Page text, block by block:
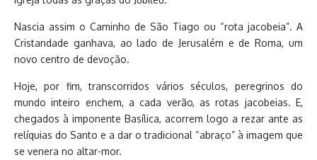
Nascia assim o Caminho de São Tiago ou “rota jacobeia”. A
Cristandade ganhava, ao lado de Jerusalém e de Roma, um
novo centro de devoção.
Hoje, por fim, transcorridos vários séculos, peregrinos do
mundo inteiro enchem, a cada verão, as rotas jacobeias. E,
chegados à imponente Basílica, acorrem logo a rezar ante as
relíquias do Santo e a dar o tradicional “abraço” à imagem que
se venera no altar-mor.